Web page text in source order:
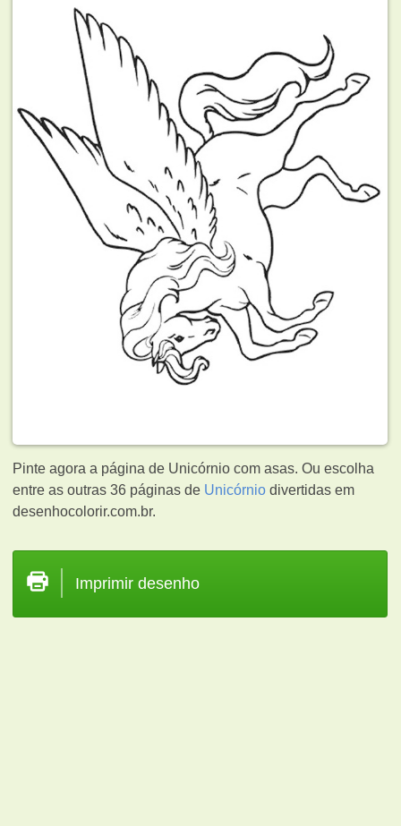
Pinte agora a página de Unicórnio com asas. Ou escolha
entre as outras 36 páginas de Unicórnio divertidas em
desenhocolorir.com.br.
Imprimir desenho